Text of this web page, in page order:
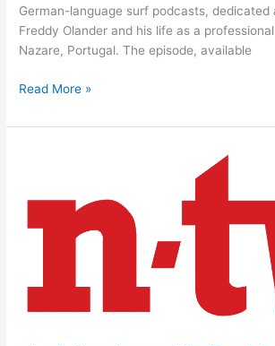
German-language surf podcasts, dedicated
Freddy Olander and his life as a
Nazare, Portugal. The episode, available
Podcast
|
Surfing
Olander
Read More »